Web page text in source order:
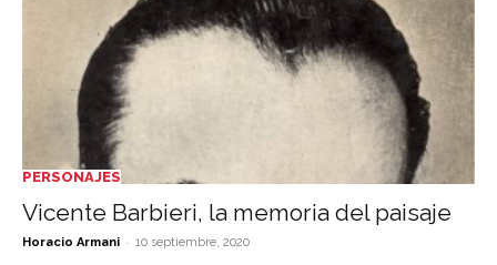
PERSONAJES
Vicente Barbieri, la memoria del paisaje
Horacio Armani - 10 septiembre, 2020